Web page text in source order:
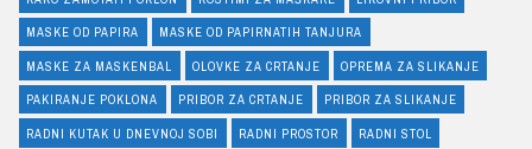
MASKE OD PAPIRA MASKE OD PAPIRNATIH TANJURA
MASKE ZA MASKENBAL OLOVKE ZA CRTANJE OPREMA ZA SLIKANJE
PAKIRANJE POKLONA PRIBOR ZA CRTANJE PRIBOR ZA SLIKANJE
RADNI KUTAK U DNEVNOJ SOBI RADNI PROSTOR RADNI STOL